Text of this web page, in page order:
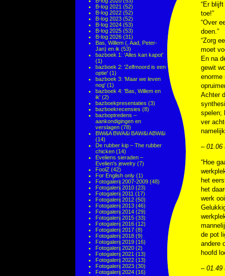
B-log 2021 (52)
B-log 2022 (52)
B-log 2023 (52)
B-log 2024 (53)
B-log 2025 (53)
B-log 2026 (31)
Bas, Willem (, Aad, Peter-
Jan) en ik (53)
bazboek 1: 'Alles kan kapot'
(1)
bazboek 2: 'Zelfmoord is een
optie' (1)
bazboek 3: 'Maar we leven
nog' (1)
bazboek 4: 'Bas, Willem en
ik' (2)
bazboekpresentaties (3)
bazboekrecensies (8)
bazboptredens –
aankondigingen en
verslagen (78)
BWi&A BWA&i BAW&i ABW&i
(14)
De rubber kip – The rubber
chicken (14)
Eveliens sieraden –
Evelien's jewelry (7)
FoolZ (42)
For English only (1)
Fotogalerij 2007-2009 (48)
Fotogalerij 2010 (23)
Fotogalerij 2011 (17)
Fotogalerij 2012 (50)
Fotogalerij 2013 (46)
Fotogalerij 2014 (29)
Fotogalerij 2015 (33)
Fotogalerij 2016 (12)
Fotogalerij 2017 (8)
Fotogalerij 2018 (9)
Fotogalerij 2019 (16)
Fotogalerij 2020 (2)
Fotogalerij 2021 (13)
Fotogalerij 2022 (13)
Fotogalerij 2023 (30)
Fotogalerij 2024 (16)
“Er
toe!”
“Over
doen.”
“Zorg
moet
En na
gewit
enorme
Achter
spelen;
ver
– 01.06
“Hoe
het
het
werk
de pot
andere
hoofd
– 01.49